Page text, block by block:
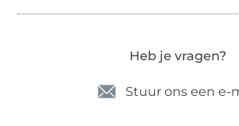
Heb je vragen?
Stuur ons een e-